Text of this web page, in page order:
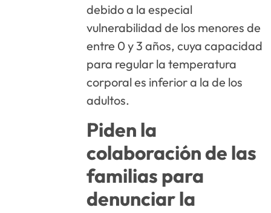
debido a la especial
vulnerabilidad de los menores de
entre 0 y 3 años, cuya capacidad
para regular la temperatura
corporal es inferior a la de los
adultos.
Piden la
colaboración de las
familias para
denunciar la